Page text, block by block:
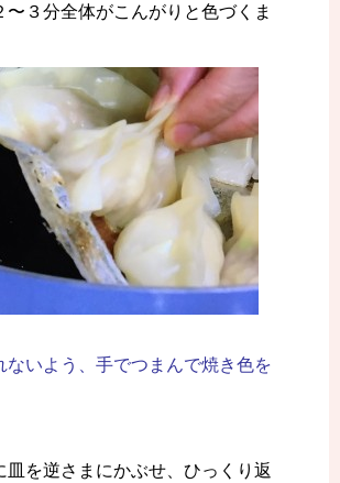
〜３分全体がこんがりと色づくま
いよう、手でつまんで焼き色を
皿を逆さまにかぶせ、ひっくり返